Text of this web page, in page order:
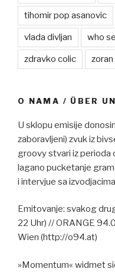
tihomir pop asanovic
vlada divljan who
zdravko colic
O NAMA / ÜBER
U sklopu emisije
zaboravljeni) zvuk iz
groovy stvari iz perioda
lagano pucketanje
i intervjue sa
Emitovanje: svakog
22 Uhr) // ORANGE
Wien (http://o94.at)
»Momentum« widmet